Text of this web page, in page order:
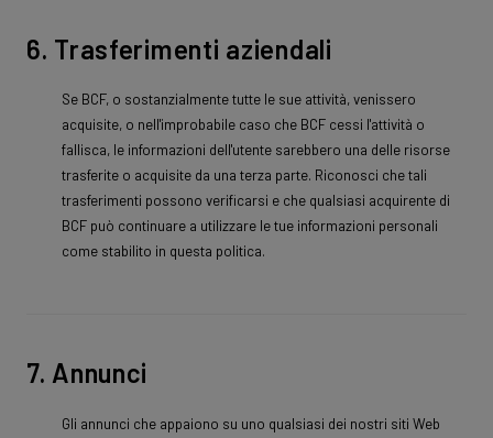
6. Trasferimenti aziendali
Se BCF, o sostanzialmente tutte le sue attività, venissero
acquisite, o nell'improbabile caso che BCF cessi l'attività o
fallisca, le informazioni dell'utente sarebbero una delle risorse
trasferite o acquisite da una terza parte. Riconosci che tali
trasferimenti possono verificarsi e che qualsiasi acquirente di
BCF può continuare a utilizzare le tue informazioni personali
come stabilito in questa politica.
7. Annunci
Gli annunci che appaiono su uno qualsiasi dei nostri siti Web